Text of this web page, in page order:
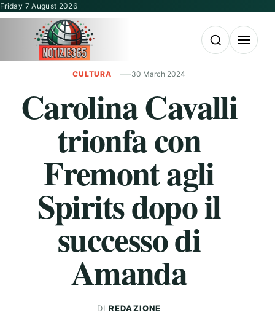
Vai al contenuto
Friday 7 August 2026
Apri la ricerca
Apri il
CULTURA 30 March 2024
Carolina Cavalli
trionfa con
Fremont agli
Spirits dopo il
successo di
Amanda
DIREDAZIONE